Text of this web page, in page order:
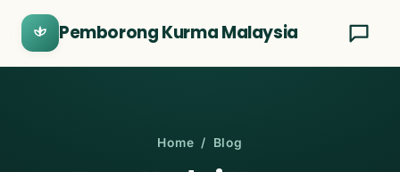
Pemborong Kurma Malaysia
Home / Blog